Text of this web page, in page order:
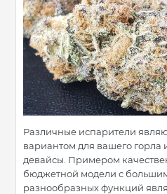
Различные испарители
вариантом для вашего горла
девайсы. Примером
бюджетной модели с
разнообразных функций